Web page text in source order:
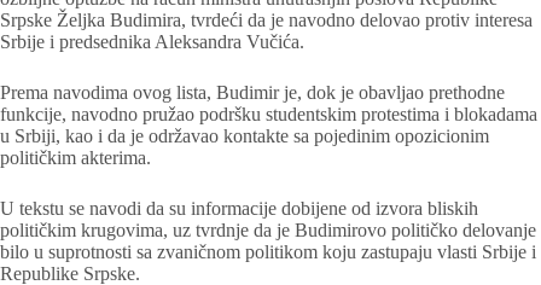
Srpske Željka Budimira, tvrdeći da je navodno delovao protiv interesa
Srbije i predsednika Aleksandra Vučića.
Prema navodima ovog lista, Budimir je, dok je obavljao prethodne
funkcije, navodno pružao podršku studentskim protestima i blokadama
u Srbiji, kao i da je održavao kontakte sa pojedinim opozicionim
političkim akterima.
U tekstu se navodi da su informacije dobijene od izvora bliskih
političkim krugovima, uz tvrdnje da je Budimirovo političko delovanje
bilo u suprotnosti sa zvaničnom politikom koju zastupaju vlasti Srbije i
Republike Srpske.